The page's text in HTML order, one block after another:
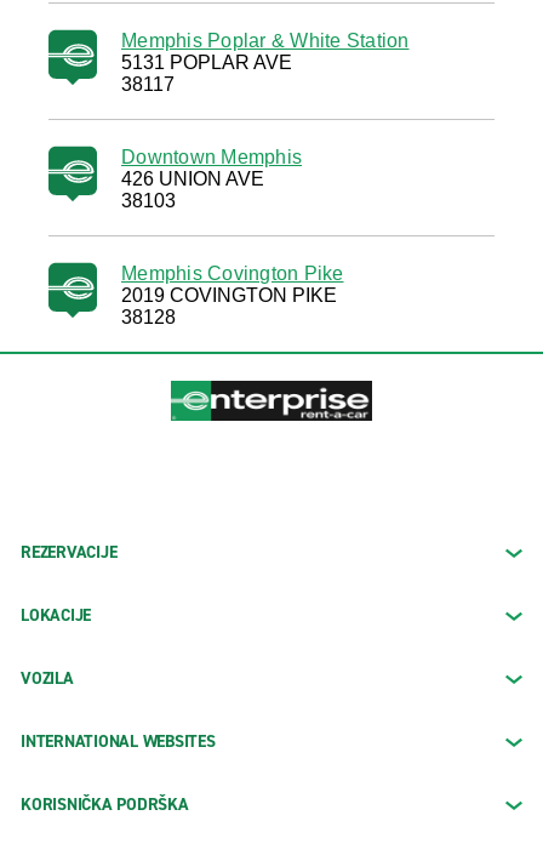
Memphis Poplar & White Station
5131 POPLAR AVE
38117
Downtown Memphis
426 UNION AVE
38103
Memphis Covington Pike
2019 COVINGTON PIKE
38128
REZERVACIJE
LOKACIJE
VOZILA
INTERNATIONAL WEBSITES
KORISNIČKA PODRŠKA